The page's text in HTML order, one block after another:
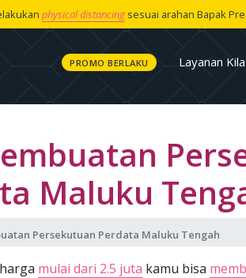
physical distancingsesuai arahan Bapak
PROMO BERLAKU Layanan
Maluku
Persekutuan Perdata Maluku Tengah
mulai dari 2.5 juta kamu bisa